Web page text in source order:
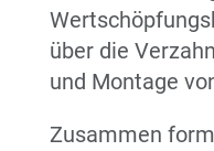
über die
und Montage
Zusammen